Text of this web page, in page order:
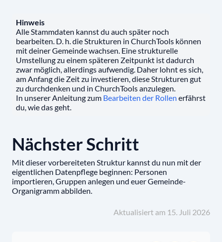
Hinweis
Alle Stammdaten kannst du auch später noch
bearbeiten. D. h. die Strukturen in ChurchTools können
mit deiner Gemeinde wachsen. Eine strukturelle
Umstellung zu einem späteren Zeitpunkt ist dadurch
zwar möglich, allerdings aufwendig. Daher lohnt es sich,
am Anfang die Zeit zu investieren, diese Strukturen gut
zu durchdenken und in ChurchTools anzulegen.
In unserer Anleitung zum Bearbeiten der Rollen erfährst
du, wie das geht.
Nächster Schritt
Mit dieser vorbereiteten Struktur kannst du nun mit der
eigentlichen Datenpflege beginnen: Personen
importieren, Gruppen anlegen und euer Gemeinde-
Organigramm abbilden.
Aktualisiert am 15. Juli 2026